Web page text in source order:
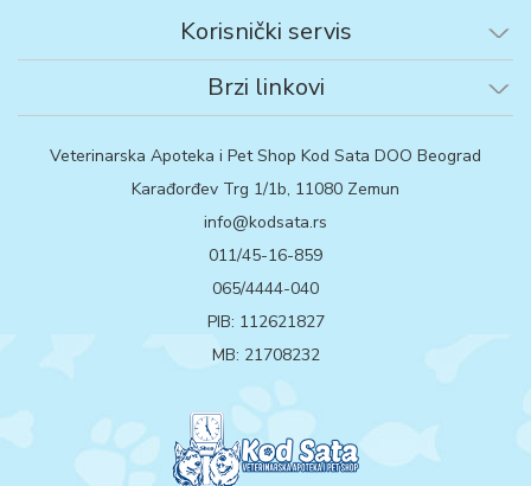
Korisnički servis
Brzi linkovi
Veterinarska Apoteka i Pet Shop Kod Sata DOO Beograd
Karađorđev Trg 1/1b, 11080 Zemun
info@kodsata.rs
011/45-16-859
065/4444-040
PIB: 112621827
MB: 21708232